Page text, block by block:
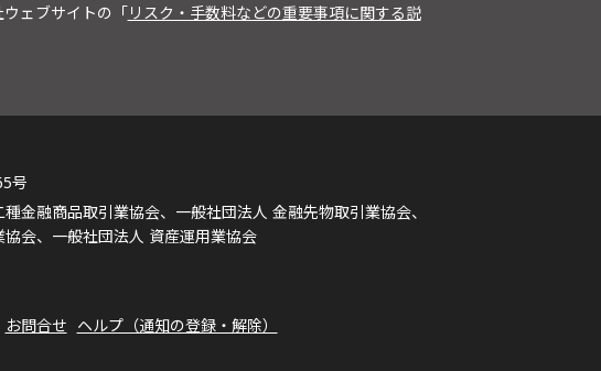
ェブサイトの「リスク・手数料などの重要事項に関する説
号
金融商品取引業協会、一般社団法人 金融先物取引業協会、
会、一般社団法人 資産運用業協会
お問合せ ヘルプ（通知の登録・解除）